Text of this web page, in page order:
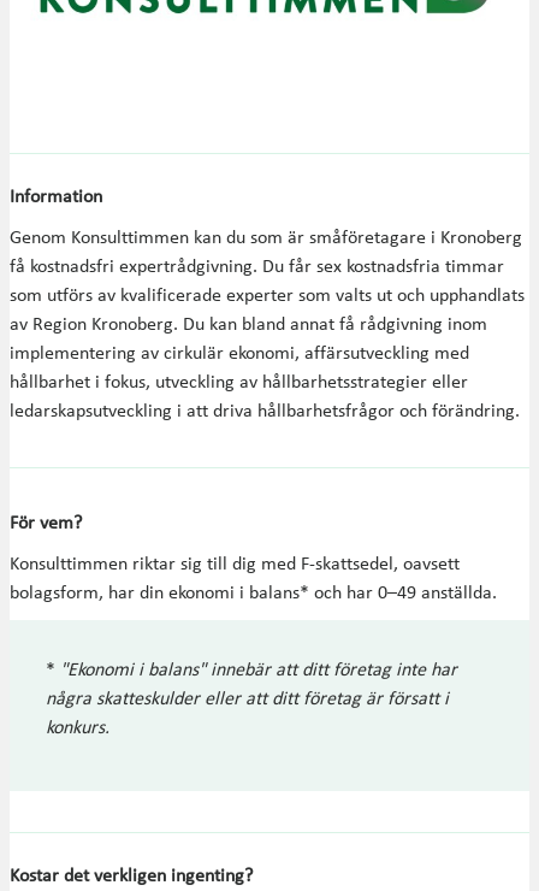
Information
Genom Konsulttimmen kan du som är småföretagare i Kronoberg
få kostnadsfri expertrådgivning. Du får sex kostnadsfria timmar
som utförs av kvalificerade experter som valts ut och upphandlats
av Region Kronoberg. Du kan bland annat få rådgivning inom
implementering av cirkulär ekonomi, affärsutveckling med
hållbarhet i fokus, utveckling av hållbarhetsstrategier eller
ledarskapsutveckling i att driva hållbarhetsfrågor och förändring.
För vem?
Konsulttimmen riktar sig till dig med F-skattsedel, oavsett
bolagsform, har din ekonomi i balans* och har 0–49 anställda.
* "Ekonomi i balans" innebär att ditt företag inte har
några skatteskulder eller att ditt företag är försatt i
konkurs.
Kostar det verkligen ingenting?